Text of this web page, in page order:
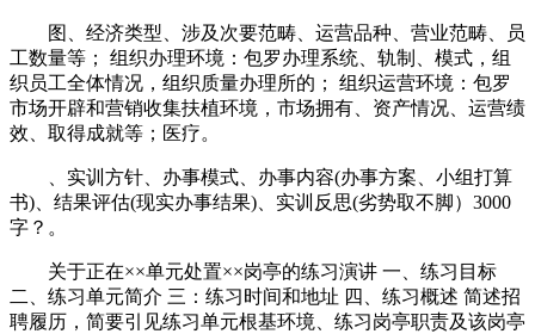
图、经济类型、涉及次要范畴、运营品种、营业范畴、员
工数量等； 组织办理环境：包罗办理系统、轨制、模式，组
织员工全体情况，组织质量办理所的； 组织运营环境：包罗
市场开辟和营销收集扶植环境，市场拥有、资产情况、运营绩
效、取得成就等；医疗。
、实训方针、办事模式、办事内容(办事方案、小组打算
书)、结果评估(现实办事结果)、实训反思(劣势取不脚）3000
字？。
关于正在××单元处置××岗亭的练习演讲 一、练习目标
二、练习单元简介 三：练习时间和地址 四、练习概述 简述招
聘履历，简要引见练习单元根基环境、练习岗亭职责及该岗亭